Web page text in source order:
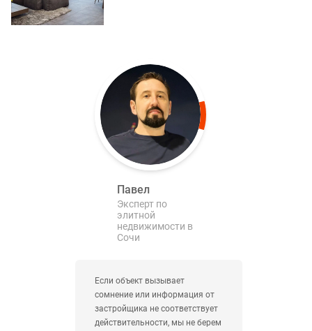
Павел
Эксперт по
элитной
недвижимости в
Сочи
Если объект вызывает
сомнение или информация от
застройщика не соответствует
действительности, мы не берем